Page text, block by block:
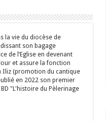
la vie du diocèse de
son bagage
de l’Eglise en devenant
et assure la fonction
Iliz (promotion du cantique
en 2022 son premier
"L'histoire du Pèlerinage